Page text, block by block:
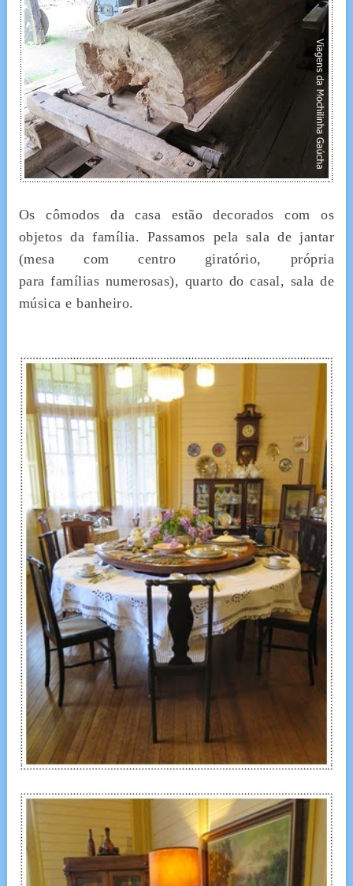
Os cômodos da casa estão decorados com os
objetos da família. Passamos pela sala de jantar
(mesa com centro giratório, própria
para famílias numerosas), quarto do casal, sala de
música e banheiro.